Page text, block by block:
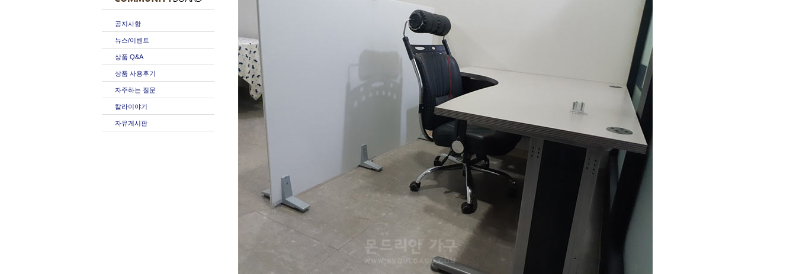
공지사항
뉴스/이벤트
상품 Q&A
상품 사용후기
자주하는 질문
칼라이야기
자유게시판